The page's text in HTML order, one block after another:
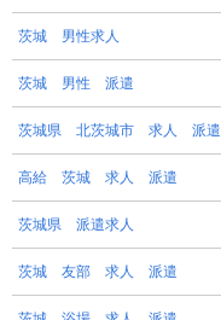
茨城 男性求人
茨城 男性 派遣
茨城県 北茨城市 求人 派遣
高給 茨城 求人 派遣
茨城県 派遣求人
茨城 友部 求人 派遣